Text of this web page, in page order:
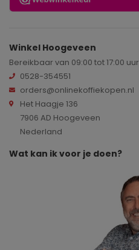
Winkel Hoogeveen
Bereikbaar van 09:00 tot 17:00 uur
0528-354551
orders@onlinekoffiekopen.nl
Het Haagje 136
7906 AD Hoogeveen
Nederland
Wat kan ik voor je doen?